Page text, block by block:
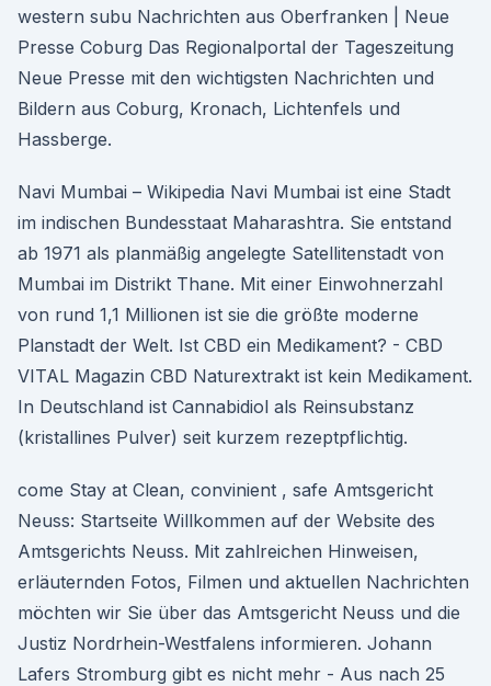
western subu Nachrichten aus Oberfranken | Neue
Presse Coburg Das Regionalportal der Tageszeitung
Neue Presse mit den wichtigsten Nachrichten und
Bildern aus Coburg, Kronach, Lichtenfels und
Hassberge.
Navi Mumbai – Wikipedia Navi Mumbai ist eine Stadt
im indischen Bundesstaat Maharashtra. Sie entstand
ab 1971 als planmäßig angelegte Satellitenstadt von
Mumbai im Distrikt Thane. Mit einer Einwohnerzahl
von rund 1,1 Millionen ist sie die größte moderne
Planstadt der Welt. Ist CBD ein Medikament? - CBD
VITAL Magazin CBD Naturextrakt ist kein Medikament.
In Deutschland ist Cannabidiol als Reinsubstanz
(kristallines Pulver) seit kurzem rezeptpflichtig.
come Stay at Clean, convinient , safe Amtsgericht
Neuss: Startseite Willkommen auf der Website des
Amtsgerichts Neuss. Mit zahlreichen Hinweisen,
erläuternden Fotos, Filmen und aktuellen Nachrichten
möchten wir Sie über das Amtsgericht Neuss und die
Justiz Nordrhein-Westfalens informieren. Johann
Lafers Stromburg gibt es nicht mehr - Aus nach 25